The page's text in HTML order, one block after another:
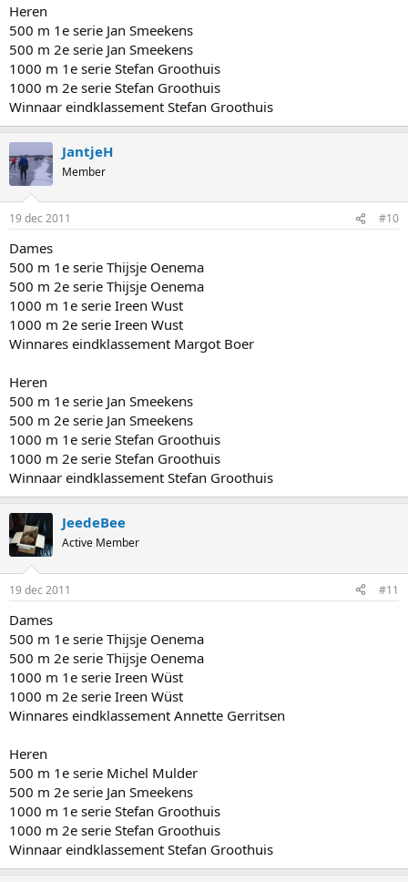
Heren
500 m 1e serie Jan Smeekens
500 m 2e serie Jan Smeekens
1000 m 1e serie Stefan Groothuis
1000 m 2e serie Stefan Groothuis
Winnaar eindklassement Stefan Groothuis
JantjeH
Member
19 dec 2011 #10
Dames
500 m 1e serie Thijsje Oenema
500 m 2e serie Thijsje Oenema
1000 m 1e serie Ireen Wust
1000 m 2e serie Ireen Wust
Winnares eindklassement Margot Boer
Heren
500 m 1e serie Jan Smeekens
500 m 2e serie Jan Smeekens
1000 m 1e serie Stefan Groothuis
1000 m 2e serie Stefan Groothuis
Winnaar eindklassement Stefan Groothuis
JeedeBee
Active Member
19 dec 2011 #11
Dames
500 m 1e serie Thijsje Oenema
500 m 2e serie Thijsje Oenema
1000 m 1e serie Ireen Wüst
1000 m 2e serie Ireen Wüst
Winnares eindklassement Annette Gerritsen
Heren
500 m 1e serie Michel Mulder
500 m 2e serie Jan Smeekens
1000 m 1e serie Stefan Groothuis
1000 m 2e serie Stefan Groothuis
Winnaar eindklassement Stefan Groothuis